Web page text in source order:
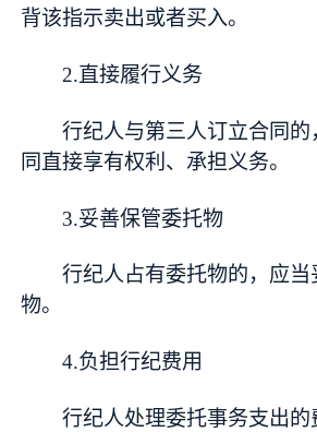
背该指示卖出或者买入。
2.直接履行义务
行纪人与第三人订立合同
同直接享有权利、承担义务。
3.妥善保管委托物
行纪人占有委托物的，应
物。
4.负担行纪费用
行纪人处理委托事务支出的